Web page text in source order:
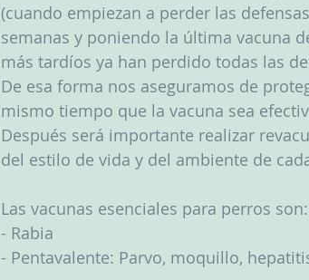
(cuando empiezan a perder las
semanas y poniendo la última vacuna
más tardíos ya han perdido todas las
De esa forma nos aseguramos de
mismo tiempo que la vacuna sea
Después será importante realizar
del estilo de vida y del ambiente de
Las vacunas esenciales para perros son:
- Rabia
- Pentavalente: Parvo, moquillo,